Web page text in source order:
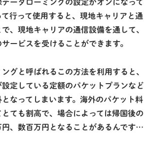
データローミングの設定がオンになって
行って使用すると、現地キャリアと通
、現地キャリアの通信設備を通して、
ービスを受けることができます。
グと呼ばれるこの方法を利用すると、
定している定額のパケットプランなど
なってしまいます。海外のパケット料
ても割高で、場合によっては帰国後の
円、数百万円となることがあるんです…